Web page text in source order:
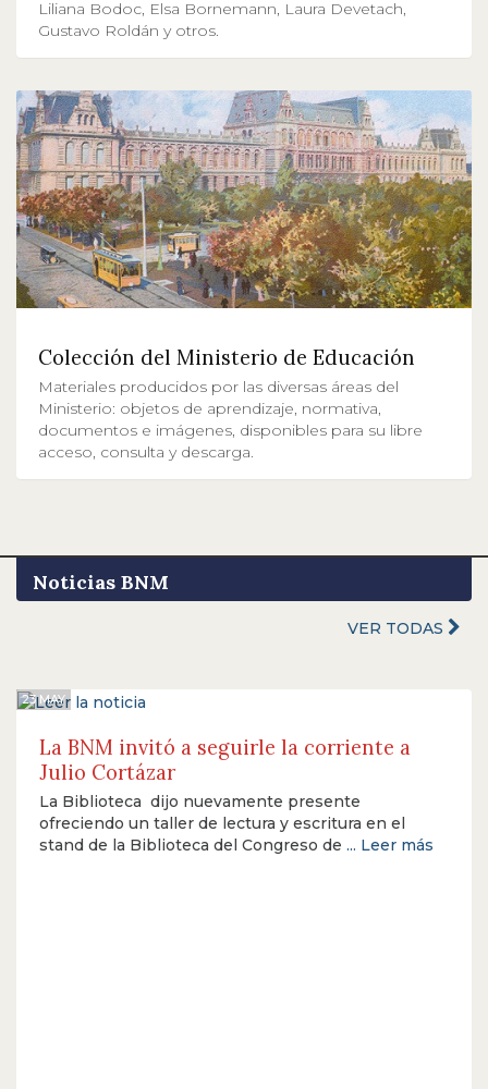
Liliana Bodoc, Elsa Bornemann, Laura Devetach,
Gustavo Roldán y otros.
Colección del Ministerio de Educación
Materiales producidos por las diversas áreas del
Ministerio: objetos de aprendizaje, normativa,
documentos e imágenes, disponibles para su libre
acceso, consulta y descarga.
Noticias BNM
VER TODAS
23 MAY
La BNM invitó a seguirle la corriente a
Julio Cortázar
La Biblioteca dijo nuevamente presente
ofreciendo un taller de lectura y escritura en el
stand de la Biblioteca del Congreso de ... Leer más